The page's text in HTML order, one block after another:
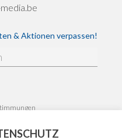
& Aktionen verpassen!